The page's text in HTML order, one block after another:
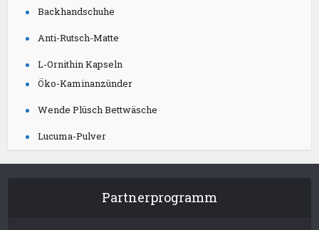
Backhandschuhe
Anti-Rutsch-Matte
L-Ornithin Kapseln
Öko-Kaminanzünder
Wende Plüsch Bettwäsche
Lucuma-Pulver
Partnerprogramm